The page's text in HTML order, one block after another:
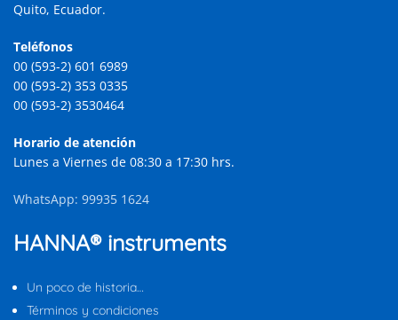
Quito, Ecuador.
Teléfonos
00 (593-2) 601 6989
00 (593-2) 353 0335
00 (593-2) 3530464
Horario de atención
Lunes a Viernes de 08:30 a 17:30 hrs.
WhatsApp: 99935 1624
HANNA® instruments
Un poco de historia…
Términos y condiciones